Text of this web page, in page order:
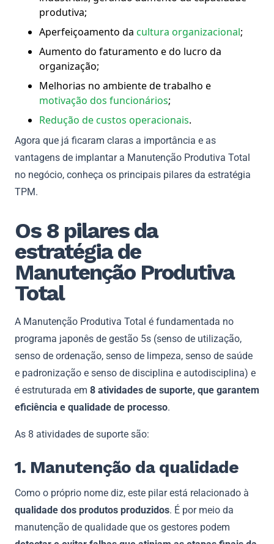
produtiva;
Aperfeiçoamento da cultura organizacional;
Aumento do faturamento e do lucro da
organização;
Melhorias no ambiente de trabalho e
motivação dos funcionários;
Redução de custos operacionais.
Agora que já ficaram claras a importância e as
vantagens de implantar a Manutenção Produtiva Total
no negócio, conheça os principais pilares da estratégia
TPM.
Os 8 pilares da
estratégia de
Manutenção Produtiva
Total
A Manutenção Produtiva Total é fundamentada no
programa japonês de gestão 5s (senso de utilização,
senso de ordenação, senso de limpeza, senso de saúde
e padronização e senso de disciplina e autodisciplina) e
é estruturada em 8 atividades de suporte, que garantem
eficiência e qualidade de processo.
As 8 atividades de suporte são:
1. Manutenção da qualidade
Como o próprio nome diz, este pilar está relacionado à
qualidade dos produtos produzidos. É por meio da
manutenção de qualidade que os gestores podem